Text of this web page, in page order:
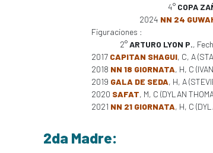
4° COPA
2024 NN 24
Figuraciones :
2°ARTURO LYON P.,
2017 CAPITAN SHAGUI, C, A
2018 NN 18 GIORNATA, H, C
2019 GALA DE SEDA, H, A
2020 SAFAT, M, C (DYLAN
2021 NN 21 GIORNATA, H, C
2da Madre: